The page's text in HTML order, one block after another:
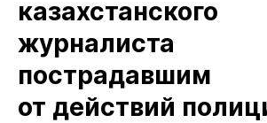
казахстанского
журналиста
пострадавшим
от действий